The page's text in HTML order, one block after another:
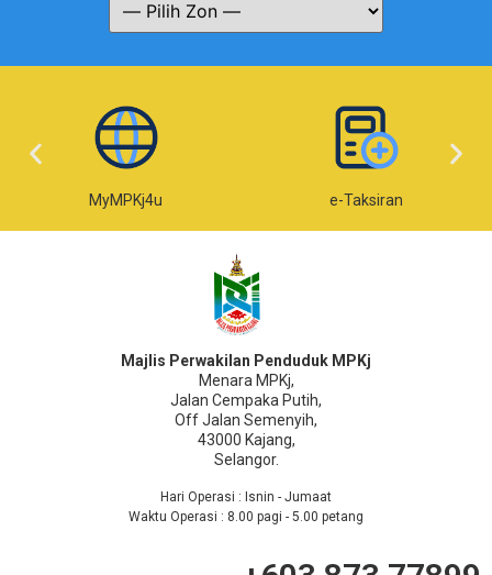
MyMPKj4u e-Taksiran
Majlis Perwakilan Penduduk MPKj
Menara MPKj,
Jalan Cempaka Putih,
Off Jalan Semenyih,
43000 Kajang,
Selangor.
Hari Operasi : Isnin - Jumaat
Waktu Operasi : 8.00 pagi - 5.00 petang